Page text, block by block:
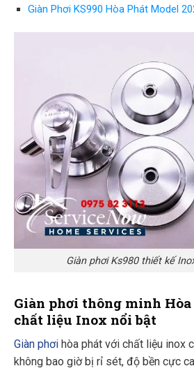
Giàn Phơi KS990 Hòa Phát Model
Giàn phơi Ks980 thiết kế
Giàn phơi thông minh Hòa
chất liệu Inox nổi bật
Giàn phơi hòa phát với chất liệu inox
không bao giờ bị rỉ sét, độ bền cực